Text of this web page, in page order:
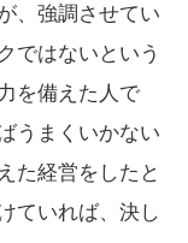
、強調させてい
ではないという
を備えた人で
うまくいかない
た経営をしたと
ていれば、決し